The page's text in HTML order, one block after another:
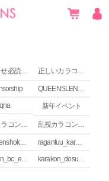
お知らせ必読 (NEWS) 正しいカラコンの使い方
QUEENSLENS Affiliate Program
qna 新年イベント
韓国カラコンguide 乱視カラコンの安全性
toric_zenshoku_review
raganfuu_karakon_erabikata
karakon_bc_erabikata karakon_dosuu_erabikata